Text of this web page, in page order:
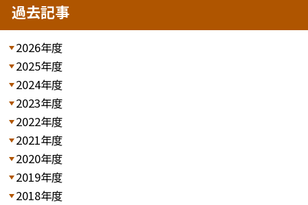
過去記事
2026年度
2025年度
2024年度
2023年度
2022年度
2021年度
2020年度
2019年度
2018年度